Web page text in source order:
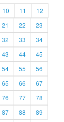
10 11
12
21 22
23
32 33
34
43 44
45
54 55
56
65 66
67
76 77
78
87 88
89